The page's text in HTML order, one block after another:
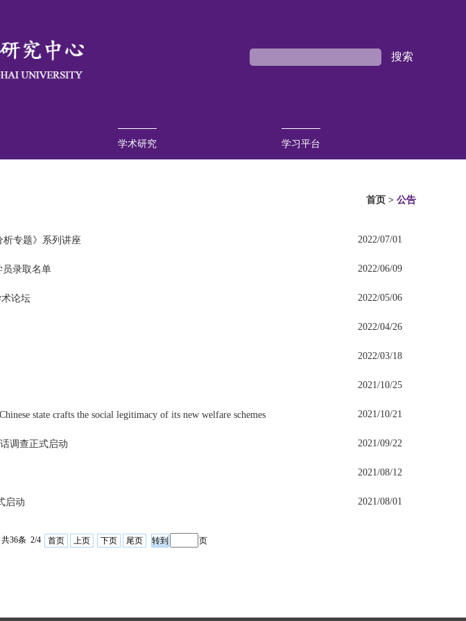
学术研究 学习平台
首页 > 公告
析专题》系列讲座 2022/07/01
员录取名单 2022/06/09
论坛 2022/05/06
2022/04/26
2022/03/18
2021/10/25
state crafts the social legitimacy of its new welfare schemes 2021/10/21
调查正式启动 2021/09/22
2021/08/12
启动 2021/08/01
共36条 2/4 首页 上页 下页 尾页 页